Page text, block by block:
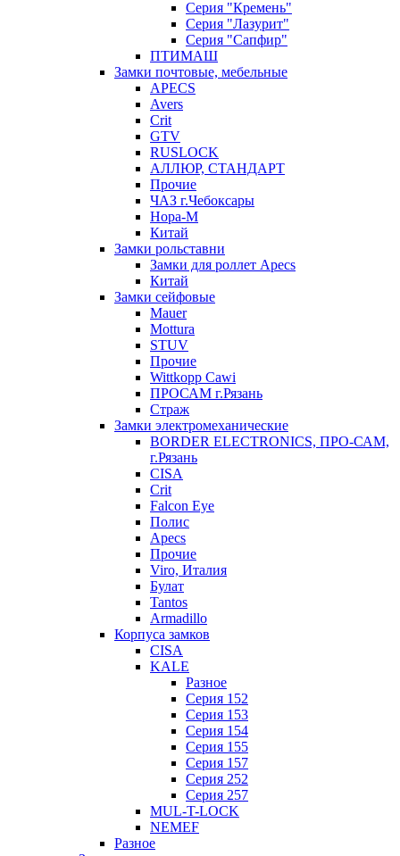
Серия "Кремень"
Серия "Лазурит"
Серия "Сапфир"
ПТИМАШ
Замки почтовые, мебельные
APECS
Avers
Crit
GTV
RUSLOCK
АЛЛЮР, СТАНДАРТ
Прочие
ЧАЗ г.Чебоксары
Нора-М
Китай
Замки рольставни
Замки для роллет Apecs
Китай
Замки сейфовые
Mauer
Mottura
STUV
Прочие
Wittkopp Cawi
ПРОСАМ г.Рязань
Страж
Замки электромеханические
BORDER ELECTRONICS, ПРО-САМ,
г.Рязань
CISA
Crit
Falcon Eye
Полис
Apecs
Прочие
Viro, Италия
Булат
Tantos
Armadillo
Корпуса замков
CISA
KALE
Разное
Серия 152
Серия 153
Серия 154
Серия 155
Серия 157
Серия 252
Серия 257
MUL-T-LOCK
NEMEF
Разное